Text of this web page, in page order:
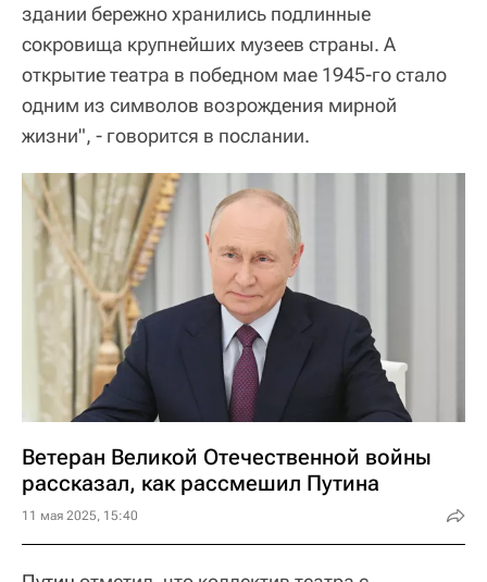
здании бережно хранились подлинные
сокровища крупнейших музеев страны. А
открытие театра в победном мае 1945-го стало
одним из символов возрождения мирной
жизни", - говорится в послании.
Ветеран Великой Отечественной войны
рассказал, как рассмешил Путина
11 мая 2025, 15:40